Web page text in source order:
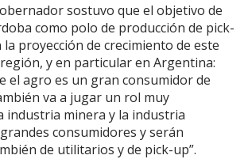
sostuvo que el objetivo de
como polo de producción de pick-
la proyección de crecimiento de este
y en particular en Argentina:
el agro es un gran consumidor de
va a jugar un rol muy
industria minera y la industria
consumidores y serán
de utilitarios y de pick-up”.